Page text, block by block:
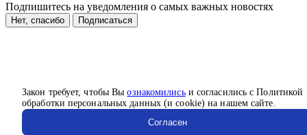
Закон требует, чтобы Выознакомилисьи согласились с Политикой
обработки персональных данных (и cookie) на нашем сайте.
Согласен
Подпишитесь на уведомления о самых важных новостях
Нет, спасибо Подписаться